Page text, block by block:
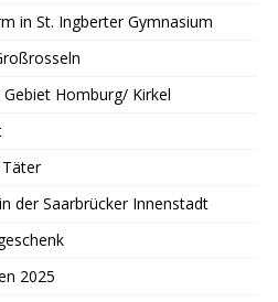
in St. Ingberter Gymnasium
Homburg/ Kirkel
der Saarbrücker Innenstadt
2025